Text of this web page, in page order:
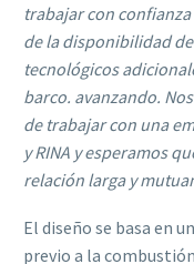
trabajar con confianza
de la disponibilidad
tecnológicos
barco. avanzando.
de trabajar con una
y RINA y esperamos
relación larga y
El diseño se basa en
previo a la